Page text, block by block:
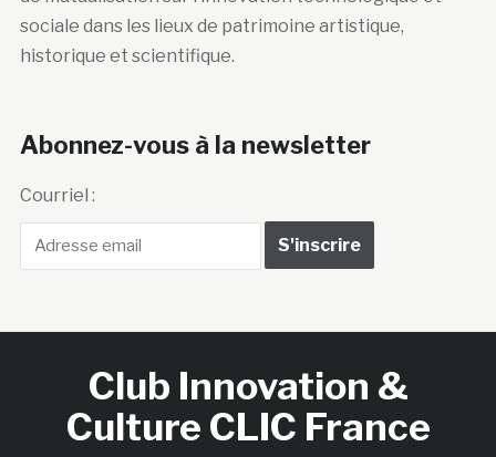
sociale dans les lieux de patrimoine artistique,
historique et scientifique.
Abonnez-vous à la newsletter
Courriel :
Club Innovation &
Culture CLIC France